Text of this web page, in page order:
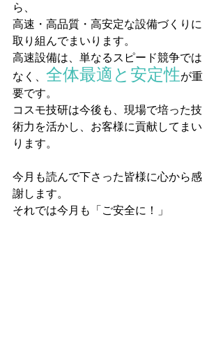
ら、
高速・高品質・高安定な設備づくりに
取り組んでまいります。
高速設備は、単なるスピード競争では
なく、 全体最適と安定性が重
要です。
コスモ技研は今後も、現場で培った技
術力を活かし、お客様に貢献してまい
ります。
今月も読んで下さった皆様に心から感
謝します。
それでは今月も「ご安全に！」